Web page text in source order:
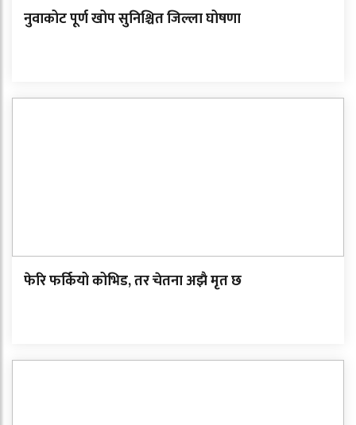
नुवाकोट पूर्ण खोप सुनिश्चित जिल्ला घोषणा
फेरि फर्कियो कोभिड, तर चेतना अझै मृत छ